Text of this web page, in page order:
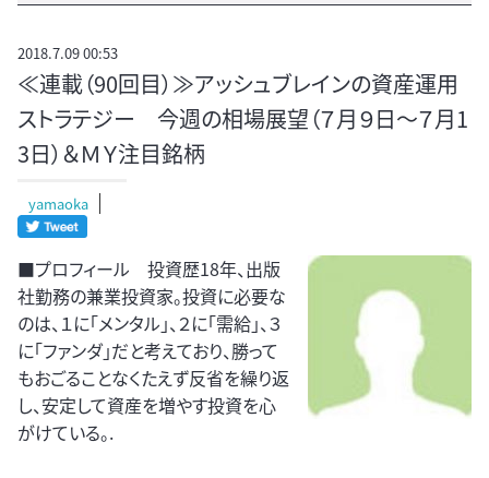
2018.7.09 00:53
≪連載（90回目）≫アッシュブレインの資産運用
ストラテジー 今週の相場展望（７月９日～７月1
3日）＆ＭＹ注目銘柄
yamaoka
■プロフィール 投資歴18年、出版
社勤務の兼業投資家。投資に必要な
のは、１に「メンタル」、２に「需給」、３
に「ファンダ」だと考えており、勝って
もおごることなくたえず反省を繰り返
し、安定して資産を増やす投資を心
がけている。.